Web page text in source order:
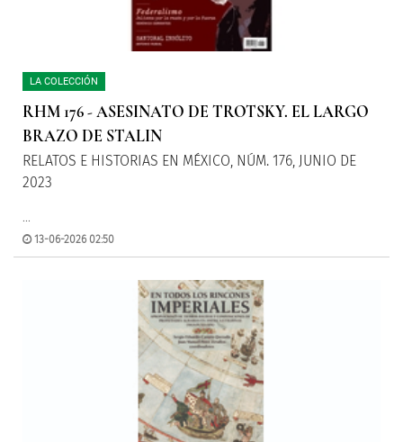
LA COLECCIÓN
RHM 176 - ASESINATO DE TROTSKY. EL LARGO
BRAZO DE STALIN
RELATOS E HISTORIAS EN MÉXICO, NÚM. 176, JUNIO DE
2023
...
13-06-2026 02:50